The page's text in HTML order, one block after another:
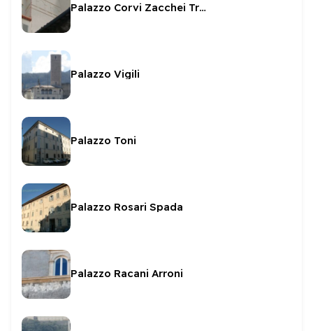
Palazzo Corvi Zacchei Travaglini
Palazzo Vigili
Palazzo Toni
Palazzo Rosari Spada
Palazzo Racani Arroni